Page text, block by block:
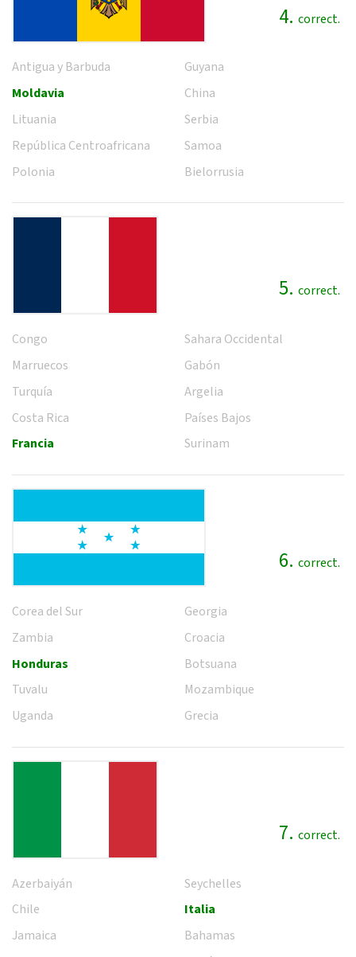
4. correct.
Antigua y Barbuda
Moldavia
Lituania
República Centroafricana
Polonia
Guyana
China
Serbia
Samoa
Bielorrusia
5. correct.
Congo
Marruecos
Turquía
Costa Rica
Francia
Sahara Occidental
Gabón
Argelia
Países Bajos
Surinam
6. correct.
Corea del Sur
Zambia
Honduras
Tuvalu
Uganda
Georgia
Croacia
Botsuana
Mozambique
Grecia
7. correct.
Azerbaiyán
Chile
Jamaica
Seychelles
Italia
Bahamas